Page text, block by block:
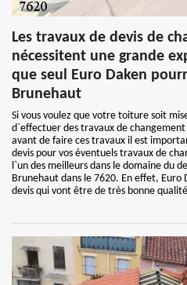
Les travaux de devis de
nécessitent une grande
que seul Euro Daken
Brunehaut
Si vous voulez que votre toiture soit
d`effectuer des travaux de
avant de faire ces travaux il est
devis pour vos éventuels travaux de
l`un des meilleurs dans le domaine du
Brunehaut dans le 7620. En effet, Euro
devis qui vont être de très bonne